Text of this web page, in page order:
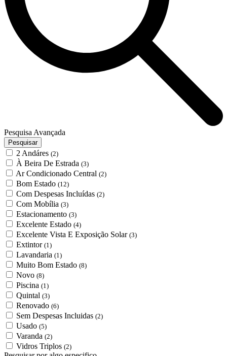
Pesquisa Avançada
Pesquisar
2 Andáres (2)
À Beira De Estrada (3)
Ar Condicionado Central (2)
Bom Estado (12)
Com Despesas Incluídas (2)
Com Mobília (3)
Estacionamento (3)
Excelente Estado (4)
Excelente Vista E Exposição Solar (3)
Extintor (1)
Lavandaria (1)
Muito Bom Estado (8)
Novo (8)
Piscina (1)
Quintal (3)
Renovado (6)
Sem Despesas Incluidas (2)
Usado (5)
Varanda (2)
Vidros Triplos (2)